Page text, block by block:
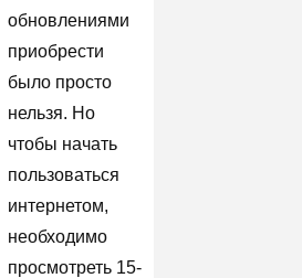
обновлениями
приобрести
было просто
нельзя. Но
чтобы начать
пользоваться
интернетом,
необходимо
просмотреть 15-